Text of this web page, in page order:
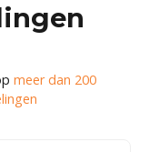
meer dan 200